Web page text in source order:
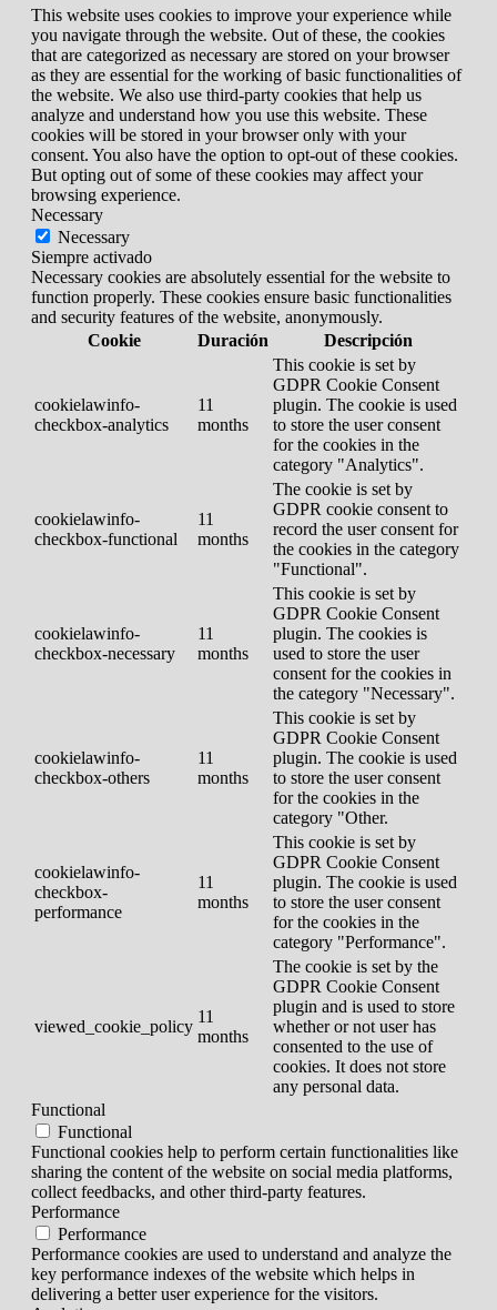
This website uses cookies to improve your experience while
you navigate through the website. Out of these, the cookies
that are categorized as necessary are stored on your browser
as they are essential for the working of basic functionalities of
the website. We also use third-party cookies that help us
analyze and understand how you use this website. These
cookies will be stored in your browser only with your
consent. You also have the option to opt-out of these cookies.
But opting out of some of these cookies may affect your
browsing experience.
Necessary
Necessary
Siempre activado
Necessary cookies are absolutely essential for the website to
function properly. These cookies ensure basic functionalities
and security features of the website, anonymously.
Cookie
Duración Descripción
cookielawinfo-
checkbox-analytics
11
months
This cookie is set by
GDPR Cookie Consent
plugin. The cookie is used
to store the user consent
for the cookies in the
category "Analytics".
cookielawinfo-
checkbox-functional
11
months
The cookie is set by
GDPR cookie consent to
record the user consent for
the cookies in the category
"Functional".
cookielawinfo-
checkbox-necessary
11
months
This cookie is set by
GDPR Cookie Consent
plugin. The cookies is
used to store the user
consent for the cookies in
the category "Necessary".
cookielawinfo-
checkbox-others
11
months
This cookie is set by
GDPR Cookie Consent
plugin. The cookie is used
to store the user consent
for the cookies in the
category "Other.
cookielawinfo-
checkbox-
performance
11
months
This cookie is set by
GDPR Cookie Consent
plugin. The cookie is used
to store the user consent
for the cookies in the
category "Performance".
viewed_cookie_policy
11
months
The cookie is set by the
GDPR Cookie Consent
plugin and is used to store
whether or not user has
consented to the use of
cookies. It does not store
any personal data.
Functional
Functional
Functional cookies help to perform certain functionalities like
sharing the content of the website on social media platforms,
collect feedbacks, and other third-party features.
Performance
Performance
Performance cookies are used to understand and analyze the
key performance indexes of the website which helps in
delivering a better user experience for the visitors.